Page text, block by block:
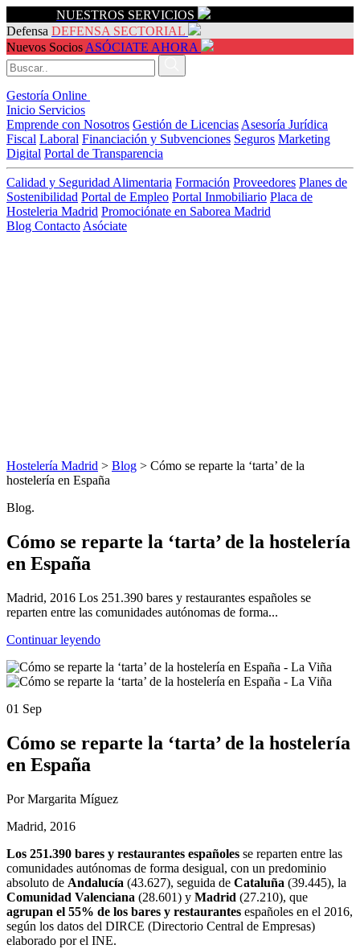
NUESTROS SERVICIOS
Defensa DEFENSA SECTORIAL
Nuevos Socios ASÓCIATE AHORA
Gestoría Online
Inicio Servicios
Emprende con Nosotros Gestión de Licencias Asesoría Jurídica
Fiscal Laboral Financiación y Subvenciones Seguros Marketing
Digital Portal de Transparencia
Calidad y Seguridad Alimentaria Formación Proveedores Planes de
Sostenibilidad Portal de Empleo Portal Inmobiliario Placa de
Hosteleria Madrid Promociónate en Saborea Madrid
Blog Contacto Asóciate
Hostelería Madrid > Blog > Cómo se reparte la ‘tarta’ de la
hostelería en España
Blog.
Cómo se reparte la ‘tarta’ de la hostelería
en España
Madrid, 2016 Los 251.390 bares y restaurantes españoles se
reparten entre las comunidades autónomas de forma...
Continuar leyendo
01 Sep
Cómo se reparte la ‘tarta’ de la hostelería
en España
Por Margarita Míguez
Madrid, 2016
Los 251.390 bares y restaurantes españoles se reparten entre las
comunidades autónomas de forma desigual, con un predominio
absoluto de Andalucía (43.627), seguida de Cataluña (39.445), la
Comunidad Valenciana (28.601) y Madrid (27.210), que
agrupan el 55% de los bares y restaurantes españoles en el 2016,
según los datos del DIRCE (Directorio Central de Empresas)
elaborado por el INE.